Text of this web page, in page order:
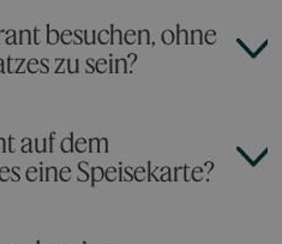
besuchen, ohne
zu sein?
auf dem
eine Speisekarte?